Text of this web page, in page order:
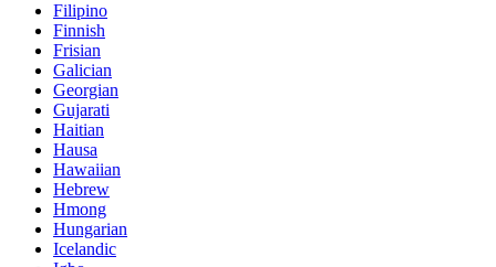
Filipino
Finnish
Frisian
Galician
Georgian
Gujarati
Haitian
Hausa
Hawaiian
Hebrew
Hmong
Hungarian
Icelandic